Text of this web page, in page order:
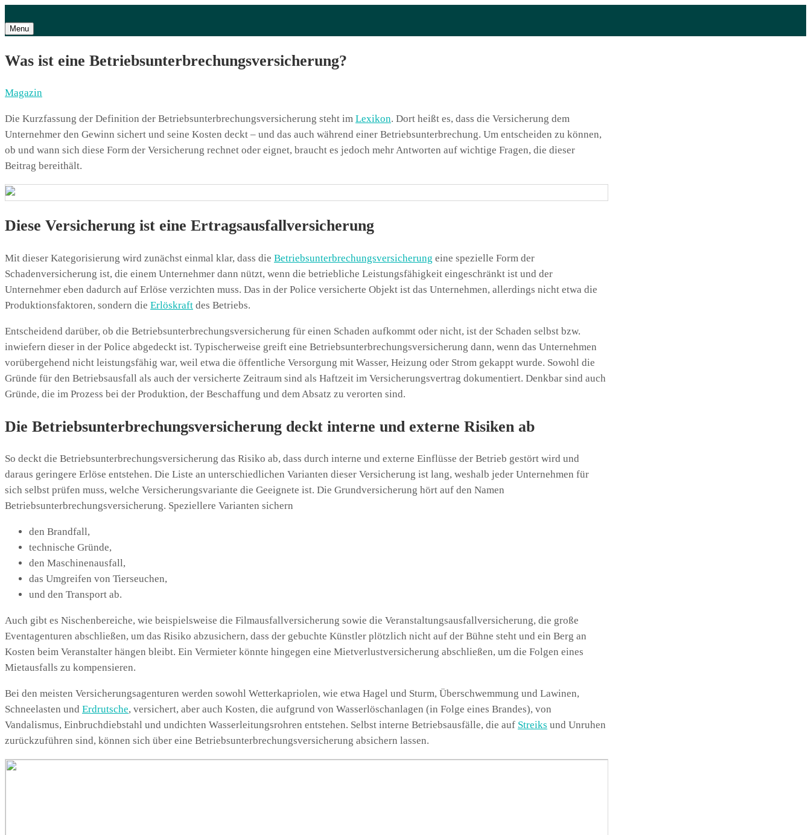
Menu
Was ist eine Betriebsunterbrechungsversicherung?
Magazin
Die Kurzfassung der Definition der Betriebsunterbrechungsversicherung steht im Lexikon. Dort heißt es, dass die Versicherung dem
Unternehmer den Gewinn sichert und seine Kosten deckt – und das auch während einer Betriebsunterbrechung. Um entscheiden zu können,
ob und wann sich diese Form der Versicherung rechnet oder eignet, braucht es jedoch mehr Antworten auf wichtige Fragen, die dieser
Beitrag bereithält.
Diese Versicherung ist eine Ertragsausfallversicherung
Mit dieser Kategorisierung wird zunächst einmal klar, dass die Betriebsunterbrechungsversicherung eine spezielle Form der
Schadenversicherung ist, die einem Unternehmer dann nützt, wenn die betriebliche Leistungsfähigkeit eingeschränkt ist und der
Unternehmer eben dadurch auf Erlöse verzichten muss. Das in der Police versicherte Objekt ist das Unternehmen, allerdings nicht etwa die
Produktionsfaktoren, sondern die Erlöskraft des Betriebs.
Entscheidend darüber, ob die Betriebsunterbrechungsversicherung für einen Schaden aufkommt oder nicht, ist der Schaden selbst bzw.
inwiefern dieser in der Police abgedeckt ist. Typischerweise greift eine Betriebsunterbrechungsversicherung dann, wenn das Unternehmen
vorübergehend nicht leistungsfähig war, weil etwa die öffentliche Versorgung mit Wasser, Heizung oder Strom gekappt wurde. Sowohl die
Gründe für den Betriebsausfall als auch der versicherte Zeitraum sind als Haftzeit im Versicherungsvertrag dokumentiert. Denkbar sind auch
Gründe, die im Prozess bei der Produktion, der Beschaffung und dem Absatz zu verorten sind.
Die Betriebsunterbrechungsversicherung deckt interne und externe Risiken ab
So deckt die Betriebsunterbrechungsversicherung das Risiko ab, dass durch interne und externe Einflüsse der Betrieb gestört wird und
daraus geringere Erlöse entstehen. Die Liste an unterschiedlichen Varianten dieser Versicherung ist lang, weshalb jeder Unternehmen für
sich selbst prüfen muss, welche Versicherungsvariante die Geeignete ist. Die Grundversicherung hört auf den Namen
Betriebsunterbrechungsversicherung. Speziellere Varianten sichern
den Brandfall,
technische Gründe,
den Maschinenausfall,
das Umgreifen von Tierseuchen,
und den Transport ab.
Auch gibt es Nischenbereiche, wie beispielsweise die Filmausfallversicherung sowie die Veranstaltungsausfallversicherung, die große
Eventagenturen abschließen, um das Risiko abzusichern, dass der gebuchte Künstler plötzlich nicht auf der Bühne steht und ein Berg an
Kosten beim Veranstalter hängen bleibt. Ein Vermieter könnte hingegen eine Mietverlustversicherung abschließen, um die Folgen eines
Mietausfalls zu kompensieren.
Bei den meisten Versicherungsagenturen werden sowohl Wetterkapriolen, wie etwa Hagel und Sturm, Überschwemmung und Lawinen,
Schneelasten und Erdrutsche, versichert, aber auch Kosten, die aufgrund von Wasserlöschanlagen (in Folge eines Brandes), von
Vandalismus, Einbruchdiebstahl und undichten Wasserleitungsrohren entstehen. Selbst interne Betriebsausfälle, die auf Streiks und Unruhen
zurückzuführen sind, können sich über eine Betriebsunterbrechungsversicherung absichern lassen.